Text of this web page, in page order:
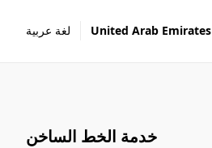
United Arab Emirates لغة عربية
خدمة الخط الساخن